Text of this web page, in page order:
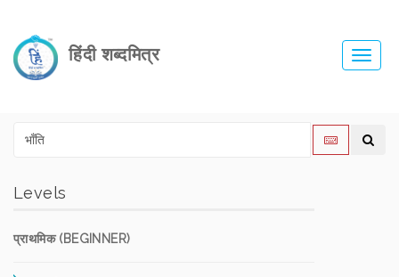
हिंदी शब्दमित्र
Levels
प्राथमिक (BEGINNER)